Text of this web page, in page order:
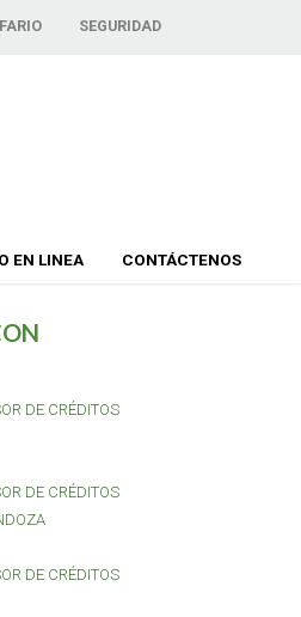
SEGURIDAD
EN LINEA CONTÁCTENOS
DE CRÉDITOS
DE CRÉDITOS
DE CRÉDITOS